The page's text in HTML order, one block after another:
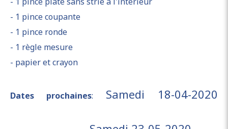
- 1 pince coupante
- 1 pince ronde
- 1 règle mesure
- papier et crayon
Dates prochaines: Samedi 18-04-2020